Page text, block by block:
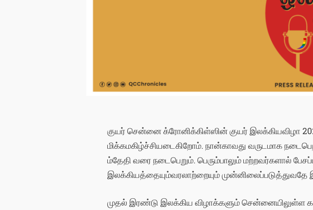
குயர்சென்னைக்ரோனிக்கிள்ஸின்குயர் இலக்கியவிழா
மிக்கமகிழ்ச்சியடைகிறோம்.நான்காவது வருடமாக
ம்தேதி வரைநடைபெறும்.பெரும்பாலும்மற்றவர்களால்
இலக்கியத்தையும்வரலாற்றையும்முன்னிலைப்படுத்துவதே
முதல் இரண்டு இலக்கிய விழாக்களும்சென்னையிலுள்ள